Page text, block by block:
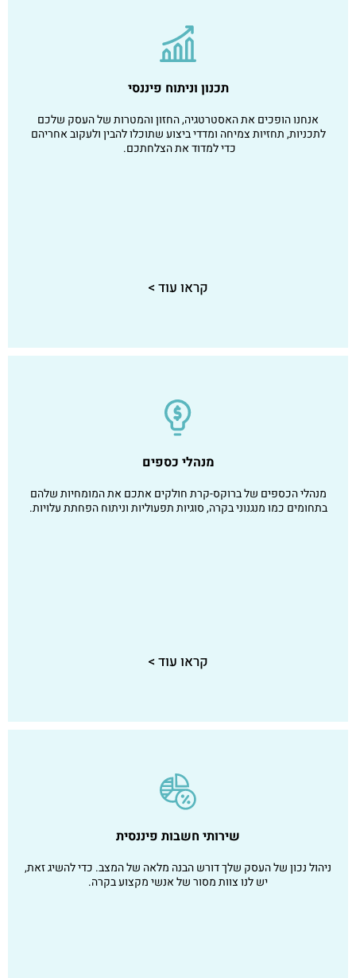
תכנון וניתוח פיננסי
אנחנו הופכים את האסטרטגיה, החזון והמטרות של העסק שלכם
לתכניות, תחזיות צמיחה ומדדי ביצוע שתוכלו להבין ולעקוב אחריהם
כדי למדוד את הצלחתכם.
קראו עוד >
מנהלי כספים
מנהלי הכספים של ברוקס-קרת חולקים אתכם את המומחיות שלהם
בתחומים כמו מנגנוני בקרה, סוגיות תפעוליות וניתוח הפחתת עלויות.
קראו עוד >
שירותי חשבות פיננסית
ניהול נכון של העסק שלך דורש הבנה מלאה של המצב. כדי להשיג זאת,
יש לנו צוות מסור של אנשי מקצוע בקרה.